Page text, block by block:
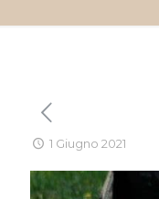
1 Giugno 2021